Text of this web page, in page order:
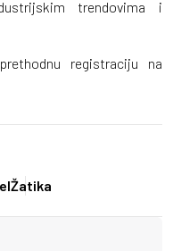
trendovima i
registraciju na
Žatika